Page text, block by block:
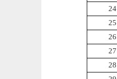
24
25
26
27
28